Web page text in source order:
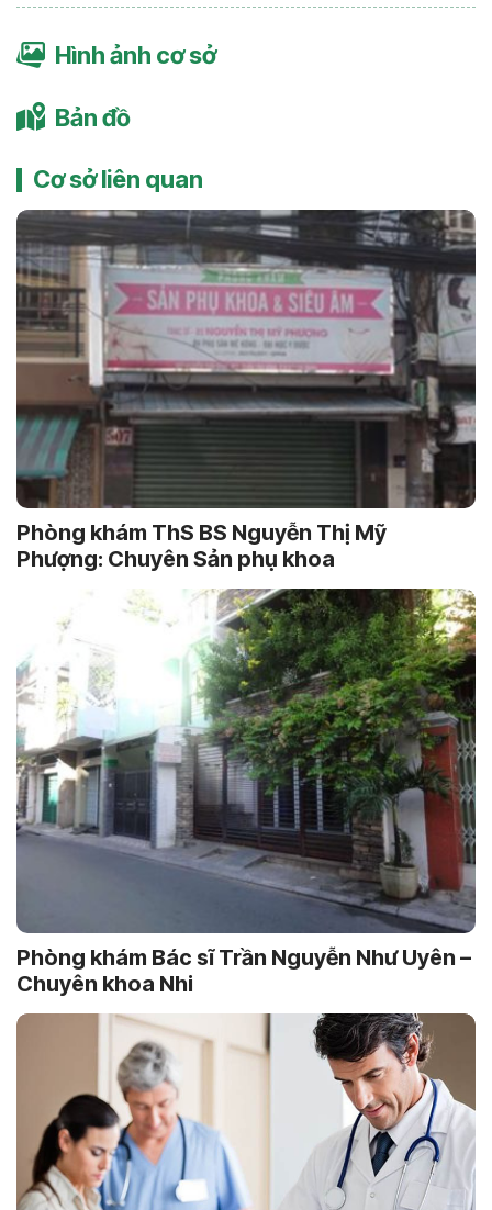
Hình ảnh cơ sở
Bản đồ
Cơ sở liên quan
Phòng khám ThS BS Nguyễn Thị Mỹ
Phượng: Chuyên Sản phụ khoa
Phòng khám Bác sĩ Trần Nguyễn Như Uyên –
Chuyên khoa Nhi